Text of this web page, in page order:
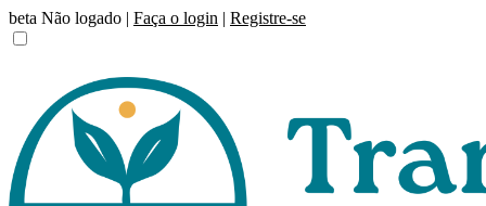
beta Não logado | Faça o login | Registre-se